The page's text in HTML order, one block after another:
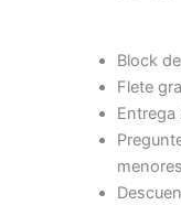
Block
Flete
Entrega